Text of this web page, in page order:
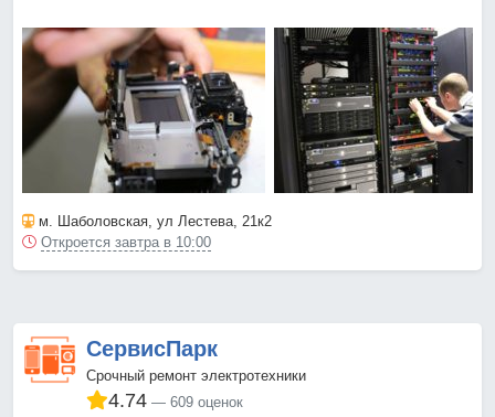
м. Шаболовская, ул Лестева, 21к2
Откроется завтра в 10:00
СервисПарк
Срочный ремонт электротехники
4.74 609 оценок